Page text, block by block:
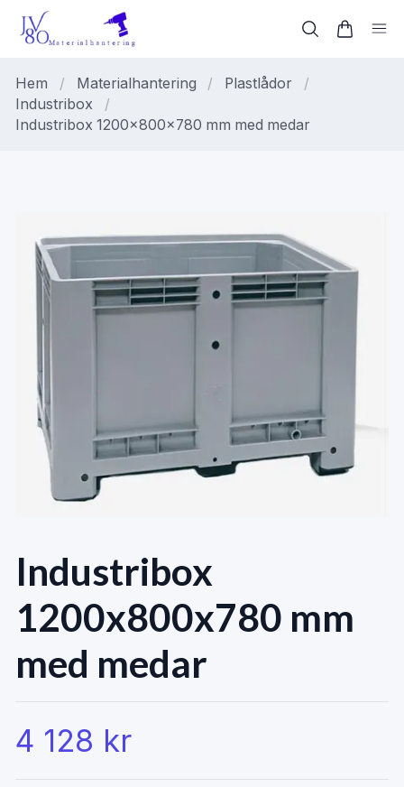
Hem / Materialhantering / Plastlådor
/
Industribox
/
Industribox 1200x800x780 mm med medar
Industribox
1200x800x780 mm
med medar
4 128 kr